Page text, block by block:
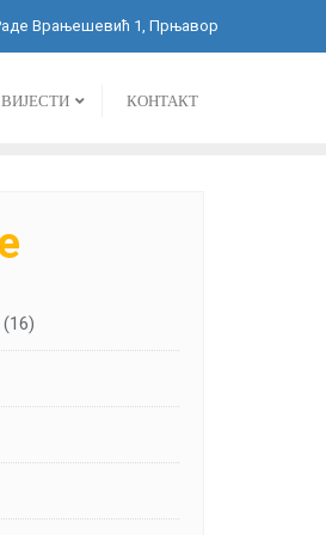
Врањешевић 1, Прњавор
ВИЈЕСТИ КОНТАКТ
(16)